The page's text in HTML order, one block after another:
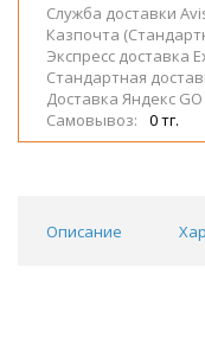
Служба доставки
Казпочта
Экспресс доставка
Стандартная
Доставка Яндекс
Самовывоз:
0 тг.
Описание